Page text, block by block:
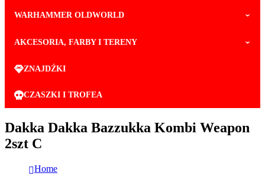
WARHAMMER OLDWORLD
AKCESORIA, FARBY I TERENY
ZNAJDŹKI
CZASZKI I TROFEA
Dakka Dakka Bazzukka Kombi Weapon
2szt C
Home